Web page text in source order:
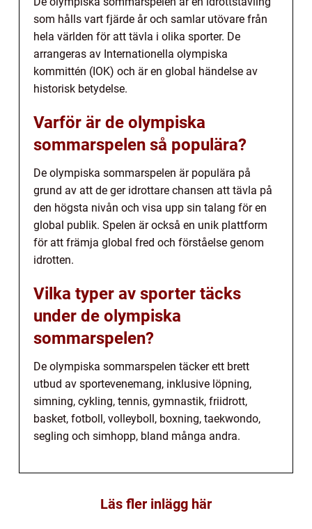
som hålls vart fjärde år och samlar utövare från
hela världen för att tävla i olika sporter. De
arrangeras av Internationella olympiska
kommittén (IOK) och är en global händelse av
historisk betydelse.
Varför är de olympiska
sommarspelen så populära?
De olympiska sommarspelen är populära på
grund av att de ger idrottare chansen att tävla på
den högsta nivån och visa upp sin talang för en
global publik. Spelen är också en unik plattform
för att främja global fred och förståelse genom
idrotten.
Vilka typer av sporter täcks
under de olympiska
sommarspelen?
De olympiska sommarspelen täcker ett brett
utbud av sportevenemang, inklusive löpning,
simning, cykling, tennis, gymnastik, friidrott,
basket, fotboll, volleyboll, boxning, taekwondo,
segling och simhopp, bland många andra.
Läs fler inlägg här